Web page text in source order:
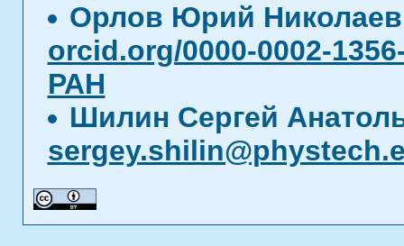
Орлов Юрий
orcid.org/0000-0002-
РАН
Шилин Сергей